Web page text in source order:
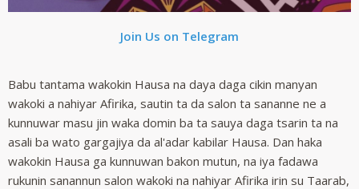
Join Us on Telegram
Babu tantama wakokin Hausa na daya daga cikin manyan
wakoki a nahiyar Afirika, sautin ta da salon ta sananne ne a
kunnuwar masu jin waka domin ba ta sauya daga tsarin ta na
asali ba wato gargajiya da al'adar kabilar Hausa. Dan haka
wakokin Hausa ga kunnuwan bakon mutun, na iya fadawa
rukunin sanannun salon wakoki na nahiyar Afirika irin su Taarab,